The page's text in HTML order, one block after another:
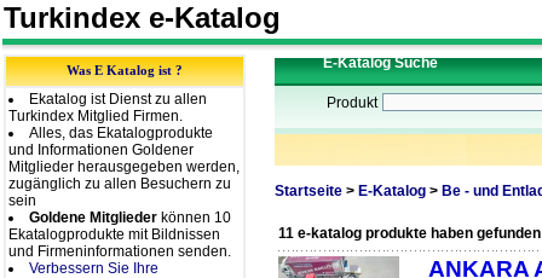
Turkindex e-Katalog
Was E Katalog ist ?
Ekatalog ist Dienst zu allen
Turkindex Mitglied Firmen.
Alles, das Ekatalogprodukte
und Informationen Goldener
Mitglieder herausgegeben werden,
zugänglich zu allen Besuchern zu
sein
Goldene Mitglieder können 10
Ekatalogprodukte mit Bildnissen
und Firmeninformationen senden.
Verbessern Sie Ihre
E-Katalog Suche
Produkt
Startseite > E-Katalog> Be - und
11 e-katalog produkte haben gefunden
ANKARA